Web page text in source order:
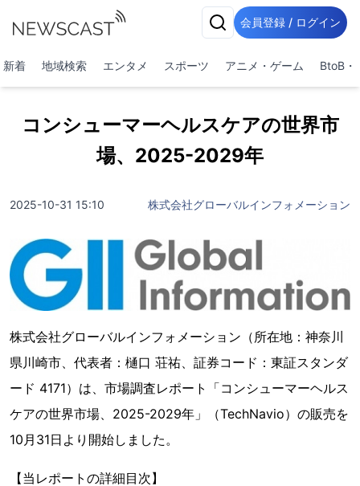
会員登録 / ログイン
新着 地域検索 エンタメ スポーツ アニメ・ゲーム BtoB・
コンシューマーヘルスケアの世界市
場、2025-2029年
2025-10-31 15:10 株式会社グローバルインフォメーション
株式会社グローバルインフォメーション（所在地：神奈川
県川崎市、代表者：樋口 荘祐、証券コード：東証スタンダ
ード 4171）は、市場調査レポート「コンシューマーヘルス
ケアの世界市場、2025-2029年」（TechNavio）の販売を
10月31日より開始しました。
【当レポートの詳細目次】